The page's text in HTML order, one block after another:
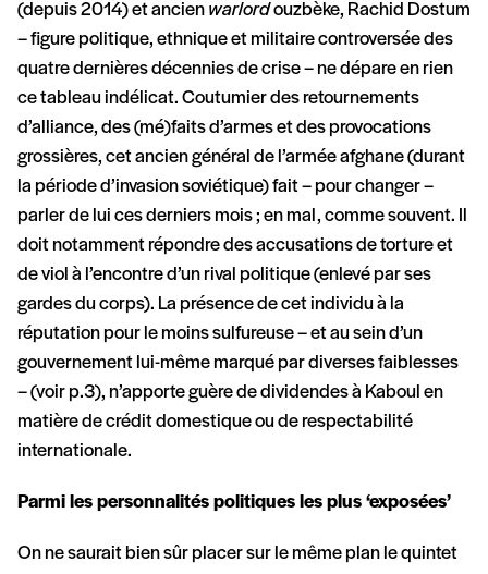
(depuis 2014) et ancien warlordouzbèke, Rachid Dostum
– figure politique, ethnique et militaire controversée des
quatre dernières décennies de crise – ne dépare en rien
ce tableau indélicat. Coutumier des retournements
d’alliance, des (mé)faits d’armes et des provocations
grossières, cet ancien général de l’armée afghane (durant
la période d’invasion soviétique) fait – pour changer –
parler de lui ces derniers mois ; en mal, comme souvent. Il
doit notamment répondre des accusations de torture et
de viol à l’encontre d’un rival politique (enlevé par ses
gardes du corps). La présence de cet individu à la
réputation pour le moins sulfureuse – et au sein d’un
gouvernement lui-même marqué par diverses faiblesses
– (voir p.3), n’apporte guère de dividendes à Kaboul en
matière de crédit domestique ou de respectabilité
internationale.
Parmi les personnalités politiques les plus ‘exposées’
On ne saurait bien sûr placer sur le même plan le quintet